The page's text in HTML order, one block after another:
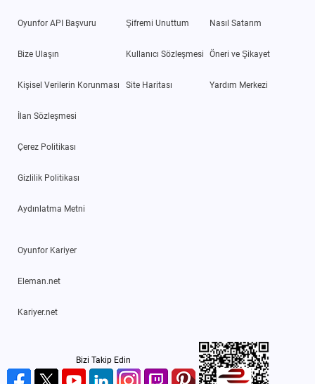
Oyunfor API Başvuru
Bize Ulaşın
Kişisel Verilerin Korunması
İlan Sözleşmesi
Çerez Politikası
Gizlilik Politikası
Aydınlatma Metni
Şifremi Unuttum
Kullanıcı Sözleşmesi
Site Haritası
Nasıl Satarım
Öneri ve Şikayet
Yardım Merkezi
Oyunfor Kariyer
Eleman.net
Kariyer.net
Bizi Takip Edin